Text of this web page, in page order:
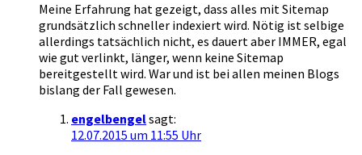
Meine Erfahrung hat gezeigt, dass alles mit Sitemap
grundsätzlich schneller indexiert wird. Nötig ist selbige
allerdings tatsächlich nicht, es dauert aber IMMER, egal
wie gut verlinkt, länger, wenn keine Sitemap
bereitgestellt wird. War und ist bei allen meinen Blogs
bislang der Fall gewesen.
engelbengelsagt:
12.07.2015 um 11:55 Uhr